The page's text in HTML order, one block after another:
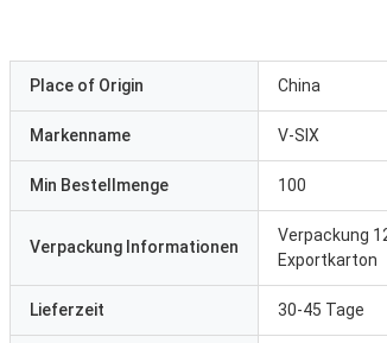
Place of Origin China
Markenname V-SIX
Min Bestellmenge 100
Verpackung Informationen
Verpackung
Exportkarton
Lieferzeit 30-45 Tage